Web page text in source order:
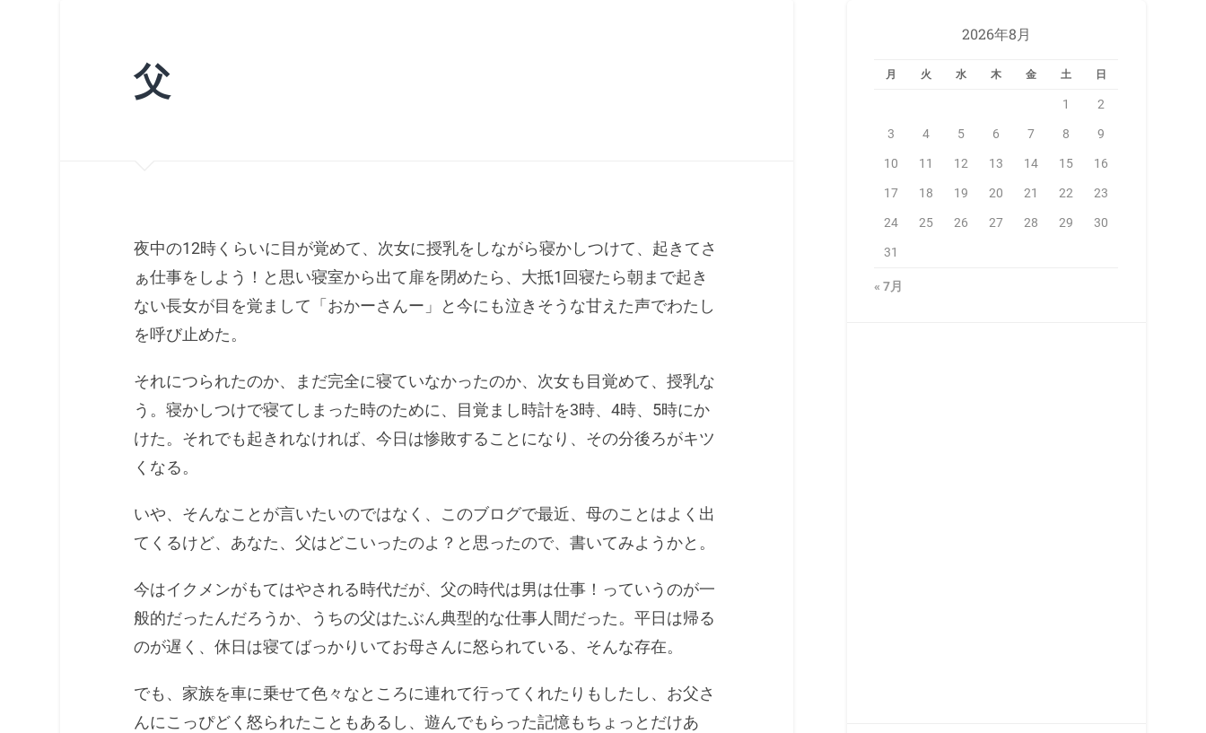
父
夜中の12時くらいに目が覚めて、次女に授乳をしながら寝かしつけて、起きてさ
ぁ仕事をしよう！と思い寝室から出て扉を閉めたら、大抵1回寝たら朝まで起き
ない長女が目を覚まして「おかーさんー」と今にも泣きそうな甘えた声でわたし
を呼び止めた。
それにつられたのか、まだ完全に寝ていなかったのか、次女も目覚めて、授乳な
う。寝かしつけで寝てしまった時のために、目覚まし時計を3時、4時、5時にか
けた。それでも起きれなければ、今日は惨敗することになり、その分後ろがキツ
くなる。
いや、そんなことが言いたいのではなく、このブログで最近、母のことはよく出
てくるけど、あなた、父はどこいったのよ？と思ったので、書いてみようかと。
今はイクメンがもてはやされる時代だが、父の時代は男は仕事！っていうのが一
般的だったんだろうか、うちの父はたぶん典型的な仕事人間だった。平日は帰る
のが遅く、休日は寝てばっかりいてお母さんに怒られている、そんな存在。
でも、家族を車に乗せて色々なところに連れて行ってくれたりもしたし、お父さ
んにこっぴどく怒られたこともあるし、遊んでもらった記憶もちょっとだけあ
2026年8月
月 火 水 木 金 土 日
1 2
3 4 5 6 7 8 9
10 11 12 13 14 15 16
17 18 19 20 21 22 23
24 25 26 27 28 29 30
31
« 7月